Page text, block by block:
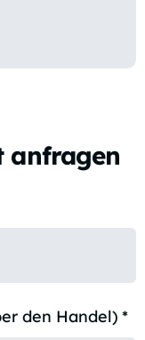
anfragen
den Handel) *